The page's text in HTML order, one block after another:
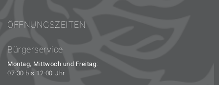
ÖFFNUNGSZEITEN
Bürgerservice
Montag, Mittwoch und Freitag:
07:30 bis 12:00 Uhr